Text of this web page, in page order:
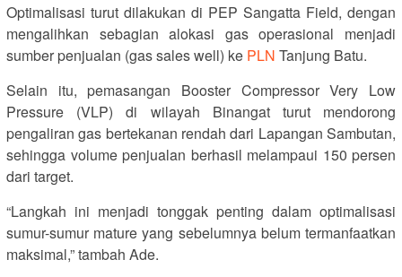
Optimalisasi turut dilakukan di PEP Sangatta Field, dengan
mengalihkan sebagian alokasi gas operasional menjadi
sumber penjualan (gas sales well) ke PLN Tanjung Batu.
Selain itu, pemasangan Booster Compressor Very Low
Pressure (VLP) di wilayah Binangat turut mendorong
pengaliran gas bertekanan rendah dari Lapangan Sambutan,
sehingga volume penjualan berhasil melampaui 150 persen
dari target.
“Langkah ini menjadi tonggak penting dalam optimalisasi
sumur-sumur mature yang sebelumnya belum termanfaatkan
maksimal,” tambah Ade.